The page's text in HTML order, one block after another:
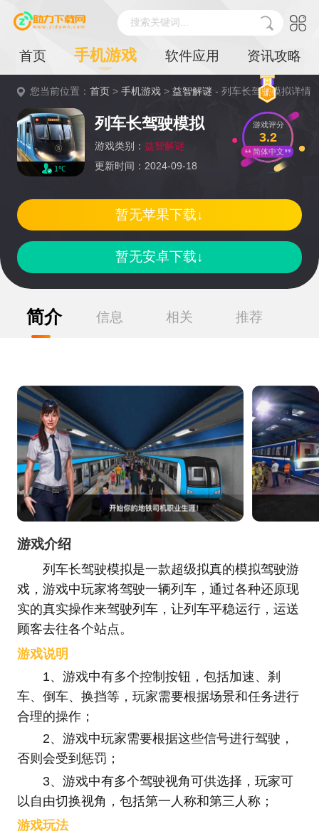
搜索关键词...
首页 手机游戏 软件应用 资讯攻略
您当前位置：首页 >手机游戏 >益智解谜 - 列车长驾驶模拟详情
1℃
列车长驾驶模拟
游戏类别： 益智解谜
更新时间：2024-09-18
游戏评分
3.2
简体中文
暂无安卓下载↓
暂无苹果下载↓
简介 信息 相关 推荐
游戏介绍
列车长驾驶模拟是一款超级拟真的模拟驾驶游
戏，游戏中玩家将驾驶一辆列车，通过各种还原现
实的真实操作来驾驶列车，让列车平稳运行，运送
顾客去往各个站点。
游戏说明
1、游戏中有多个控制按钮，包括加速、刹
车、倒车、换挡等，玩家需要根据场景和任务进行
合理的操作；
2、游戏中玩家需要根据这些信号进行驾驶，
否则会受到惩罚；
3、游戏中有多个驾驶视角可供选择，玩家可
以自由切换视角，包括第一人称和第三人称；
游戏玩法